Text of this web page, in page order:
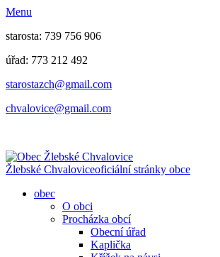
Menu
starosta: 739 756 906
úřad: 773 212 492
​​​​starostazch@gmail.com
​​​​chvalovice@gmail.com
Žlebské Chvaloviceoficiální stránky obce
obec
O obci
Procházka obcí
Obecní úřad
Kaplička